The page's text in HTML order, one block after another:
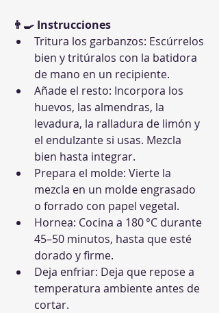
👨‍🍳 Instrucciones
Tritura los garbanzos: Escúrrelos
bien y tritúralos con la batidora
de mano en un recipiente.
Añade el resto: Incorpora los
huevos, las almendras, la
levadura, la ralladura de limón y
el endulzante si usas. Mezcla
bien hasta integrar.
Prepara el molde: Vierte la
mezcla en un molde engrasado
o forrado con papel vegetal.
Hornea: Cocina a 180 °C durante
45–50 minutos, hasta que esté
dorado y firme.
Deja enfriar: Deja que repose a
temperatura ambiente antes de
cortar.